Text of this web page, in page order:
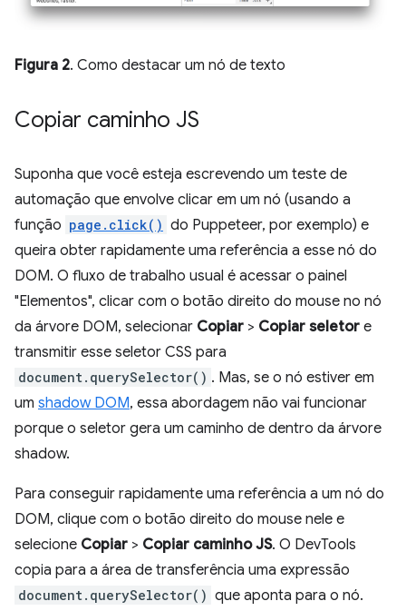
Figura 2. Como destacar um nó de texto
Copiar caminho JS
Suponha que você esteja escrevendo um teste de
automação que envolve clicar em um nó (usando a
função page.click() do Puppeteer, por exemplo) e
queira obter rapidamente uma referência a esse nó do
DOM. O fluxo de trabalho usual é acessar o painel
"Elementos", clicar com o botão direito do mouse no nó
da árvore DOM, selecionar Copiar > Copiar seletor e
transmitir esse seletor CSS para
document.querySelector() . Mas, se o nó estiver em
um shadow DOM, essa abordagem não vai funcionar
porque o seletor gera um caminho de dentro da árvore
shadow.
Para conseguir rapidamente uma referência a um nó do
DOM, clique com o botão direito do mouse nele e
selecione Copiar > Copiar caminho JS. O DevTools
copia para a área de transferência uma expressão
document.querySelector() que aponta para o nó.